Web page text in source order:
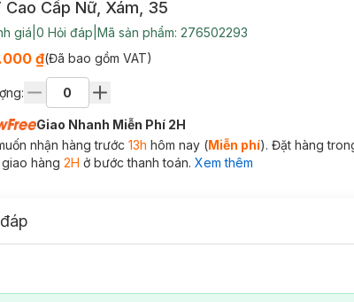
Cao Cấp Nữ, Xám, 35
giá 0 Hỏi đáp Mã sản phẩm: 276502293
₫(Đã bao gồm VAT)
Giao Nhanh Miễn Phí 2H
nhận hàng trước 13h hôm nay (Miễn phí). Đặt hàng
hàng 2H ở bước thanh toán. Xem thêm